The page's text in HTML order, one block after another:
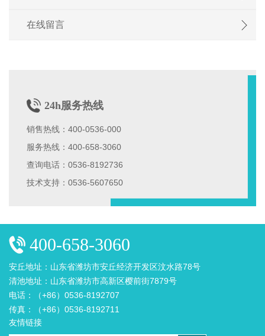
在线留言
24h服务热线
销售热线：400-0536-000
服务热线：400-658-3060
查询电话：0536-8192736
技术支持：0536-5607650
400-658-3060
安丘地址：山东省潍坊市安丘经济开发区汶水路78号
清池地址：山东省潍坊市高新区樱前街7879号
电话：（+86）0536-8192707
传真：（+86）0536-8192711
友情链接